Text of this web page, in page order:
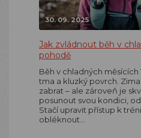
30. 09. 2025
Jak zvládnout běh v
pohodě
Běh v chladných
tma a kluzký povrch.
zabrat – ale zároveň je
posunout svou kondici,
Stačí upravit přístup k
obléknout…